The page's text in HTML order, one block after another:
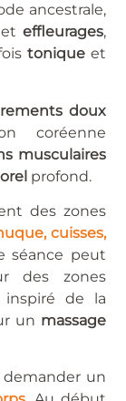
ancestrale,
effleurages,
toniqueet
doux
coréenne
musculaires
profond.
des zones
cuisses,
séance peut
des zones
inspiré de la
un massage
demander un